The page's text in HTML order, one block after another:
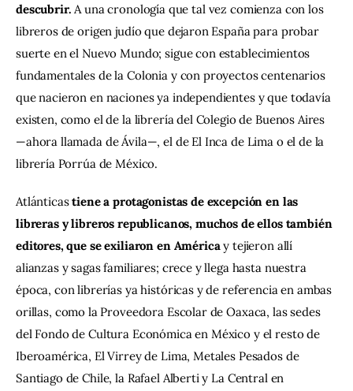
descubrir. A una cronología que tal vez comienza con los
libreros de origen judío que dejaron España para probar
suerte en el Nuevo Mundo; sigue con establecimientos
fundamentales de la Colonia y con proyectos centenarios
que nacieron en naciones ya independientes y que todavía
existen, como el de la librería del Colegio de Buenos Aires
—ahora llamada de Ávila—, el de El Inca de Lima o el de la
librería Porrúa de México.
Atlánticas tiene a protagonistas de excepción en las
libreras y libreros republicanos, muchos de ellos también
editores, que se exiliaron en América y tejieron allí
alianzas y sagas familiares; crece y llega hasta nuestra
época, con librerías ya históricas y de referencia en ambas
orillas, como la Proveedora Escolar de Oaxaca, las sedes
del Fondo de Cultura Económica en México y el resto de
Iberoamérica, El Virrey de Lima, Metales Pesados de
Santiago de Chile, la Rafael Alberti y La Central en